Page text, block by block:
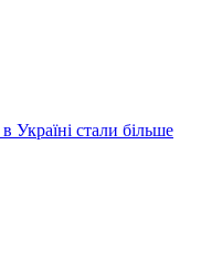
Україні стали більше